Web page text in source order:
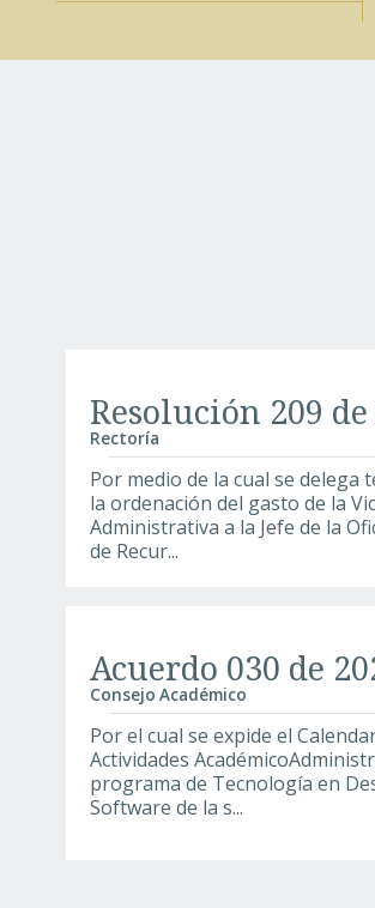
Resolución 209 de
Rectoría
Por medio de la cual se delega
la ordenación del gasto de la
Administrativa a la Jefe de la
de Recur...
Acuerdo 030 de
Consejo Académico
Por el cual se expide el
Actividades
programa de Tecnología en
Software de la s...